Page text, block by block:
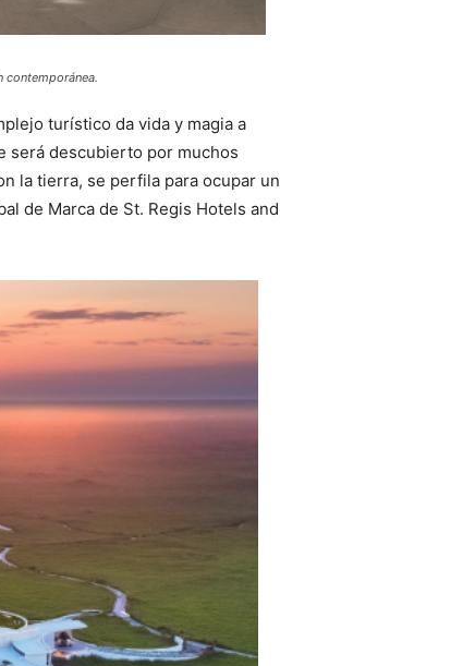
contemporánea.
turístico da vida y magia a
será descubierto por muchos
la tierra, se perfila para ocupar un
de Marca de St. Regis Hotels and